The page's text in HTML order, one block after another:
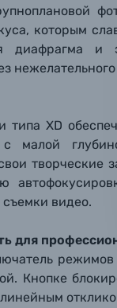
известных
Имя*
которым
диафрагма и
нежелательного
типа XD
малой
творческие
видео.
для
Кнопке